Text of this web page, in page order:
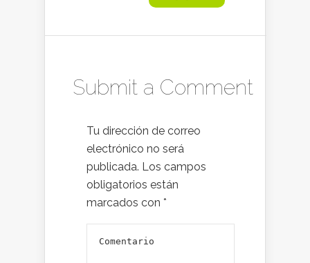
Submit a Comment
Tu dirección de correo
electrónico no será
publicada. Los campos
obligatorios están
marcados con *